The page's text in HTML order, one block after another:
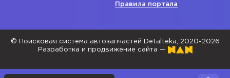
Правила портала
© Поисковая система автозапчастей Detalteka, 2020-2026
Разработка и продвижение сайта —